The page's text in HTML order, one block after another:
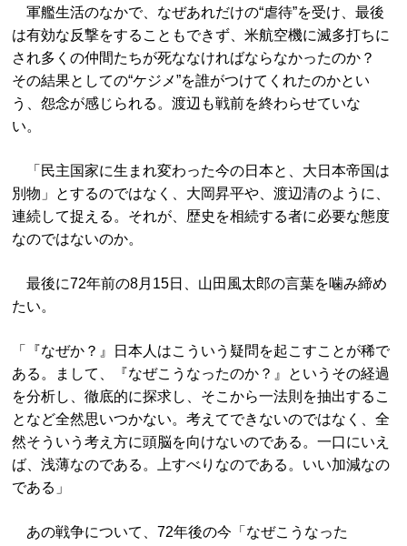
軍艦生活のなかで、なぜあれだけの“虐待”を受け、最後
は有効な反撃をすることもできず、米航空機に滅多打ちに
され多くの仲間たちが死ななければならなかったのか？
その結果としての“ケジメ”を誰がつけてくれたのかとい
う、怨念が感じられる。渡辺も戦前を終わらせていな
い。
「民主国家に生まれ変わった今の日本と、大日本帝国は
別物」とするのではなく、大岡昇平や、渡辺清のように、
連続して捉える。それが、歴史を相続する者に必要な態度
なのではないのか。
最後に72年前の8月15日、山田風太郎の言葉を噛み締め
たい。
「『なぜか？』日本人はこういう疑問を起こすことが稀で
ある。まして、『なぜこうなったのか？』というその経過
を分析し、徹底的に探求し、そこから一法則を抽出するこ
となど全然思いつかない。考えてできないのではなく、全
然そういう考え方に頭脳を向けないのである。一口にいえ
ば、浅薄なのである。上すべりなのである。いい加減なの
である」
あの戦争について、72年後の今「なぜこうなった